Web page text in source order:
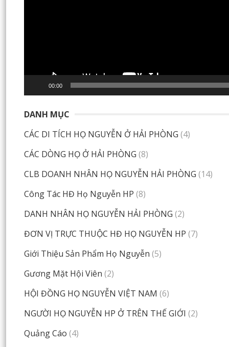
00:00
DANH MỤC
CÁC DI TÍCH HỌ NGUYỄN Ở HẢI PHÒNG (4)
CÁC DÒNG HỌ Ở HẢI PHÒNG (8)
CLB DOANH NHÂN HỌ NGUYỄN HẢI PHÒNG (14)
Công Tác HĐ Họ Nguyễn HP (8)
DANH NHÂN HỌ NGUYỄN HẢI PHÒNG (2)
ĐƠN VỊ TRỰC THUỘC HĐ HỌ NGUYỄN HP (7)
Giới Thiệu Sản Phẩm Họ Nguyễn (5)
Gương Mặt Hội Viên (2)
HỘI ĐỒNG HỌ NGUYỄN VIỆT NAM (6)
NGƯỜI HỌ NGUYỄN HP Ở TRÊN THẾ GIỚI (2)
Quảng Cáo (4)